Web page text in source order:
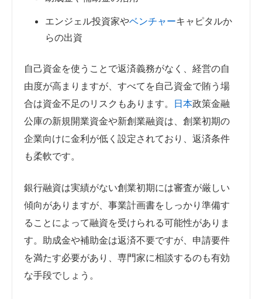
エンジェル投資家やベンチャーキャピタルか
らの出資
自己資金を使うことで返済義務がなく、経営の自
由度が高まりますが、すべてを自己資金で賄う場
合は資金不足のリスクもあります。 日本政策金融
公庫の新規開業資金や新創業融資は、創業初期の
企業向けに金利が低く設定されており、返済条件
も柔軟です。
銀行融資は実績がない創業初期には審査が厳しい
傾向がありますが、事業計画書をしっかり準備す
ることによって融資を受けられる可能性がありま
す。助成金や補助金は返済不要ですが、申請要件
を満たす必要があり、専門家に相談するのも有効
な手段でしょう。